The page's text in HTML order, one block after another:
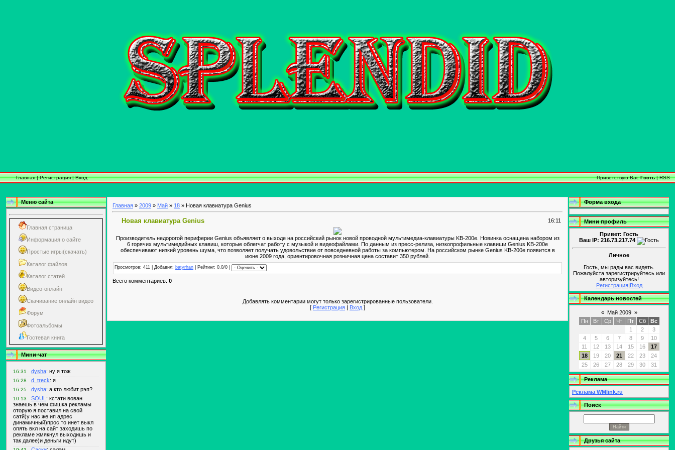
Главная|Регистрация|Вход Приветствую ВасГость|RSS
Меню сайта
Главная страница
Информация о сайте
Простые игры(скачать)
Каталог файлов
Каталог статей
Видео-онлайн
Скачивание онлайн видео
Форум
Фотоальбомы
Гостевая книга
Мини-чат
Главная » 2009 » Май » 18 » Новая клавиатура Genius
Новая клавиатура Genius 16:11
Производитель недорогой периферии Genius объявляет о выходе на российский рынок новой проводной мультимедиа-клавиатуры KB-200e. Новинка оснащена набором из
6 горячих мультимедийных клавиш, которые облегчат работу с музыкой и видеофайлами. По данным из пресс-релиза, низкопрофильные клавиши Genius KB-200e
обеспечивают низкий уровень шума, что позволяет получать удовольствие от повседневной работы за компьютером. На российском рынке Genius KB-200e появится в
июне 2009 года, ориентировочная розничная цена составит 350 рублей.
Просмотров: 411 | Добавил: batyrhan | Рейтинг: 0.0/0 |
Всего комментариев: 0
Добавлять комментарии могут только зарегистрированные пользователи.
[ Регистрация | Вход ]
Форма входа
Мини профиль
Привет: Гость
Ваш IP: 216.73.217.74
Личное
Гость, мы рады вас видеть.
Пожалуйста зарегистрируйтесь или
авторизуйтесь!
Регистрация|Вход
Календарь новостей
« Май 2009 »
Пн
Вт Ср Чт Пт Сб
Вс
1
2
3
4
5 6 7 8 9
10
11
12 13 14 15 16
17
18
19 20 21 22 23
24
25
26 27 28 29 30 31
Реклама
Реклама WMlink.ru
Поиск
Друзья сайта